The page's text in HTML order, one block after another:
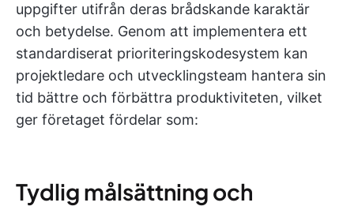
uppgifter utifrån deras brådskande karaktär
och betydelse. Genom att implementera ett
standardiserat prioriteringskodesystem kan
projektledare och utvecklingsteam hantera sin
tid bättre och förbättra produktiviteten, vilket
ger företaget fördelar som:
Tydlig målsättning och